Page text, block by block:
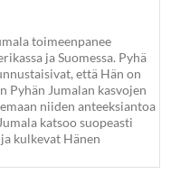
toimeenpanee
ja Suomessa. Pyhä
että Hän on
Pyhän Jumalan kasvojen
niiden anteeksiantoa
katsoo suopeasti
kulkevat Hänen